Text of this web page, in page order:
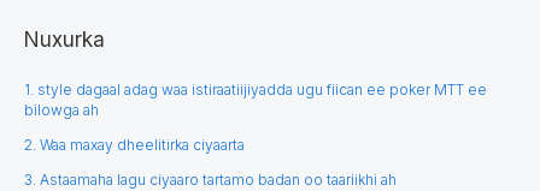
Nuxurka
1. style dagaal adag waa istiraatiijiyadda ugu fiican ee poker MTT ee
bilowga ah
2. Waa maxay dheelitirka ciyaarta
3. Astaamaha lagu ciyaaro tartamo badan oo taariikhi ah